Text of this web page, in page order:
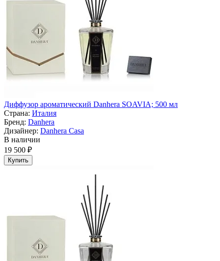
Диффузор ароматический Danhera SOAVIA; 500 мл
Страна: Италия
Бренд: Danhera
Дизайнер: Danhera Casa
В наличии
19 500 ₽
Купить